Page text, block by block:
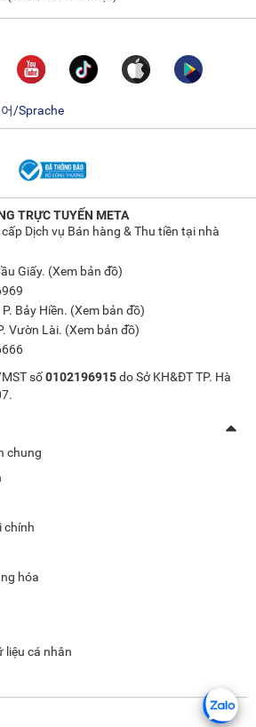
/Sprache
TRỰC TUYẾN META
Dịch vụ Bán hàng & Thu tiền tại nhà
Giấy. (Xem bản đồ)
Bảy Hiền. (Xem bản đồ)
Vườn Lài. (Xem bản đồ)
số0102196915do Sở KH&ĐT TP. Hà
chung
chính
hóa
liệu cá nhân